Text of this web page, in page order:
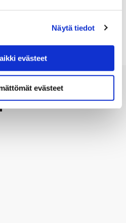
Näytä tiedot
evästeet
evästeet
Youtubessa
välilehdessä